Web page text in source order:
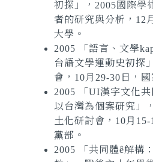
初探」，2005國際學
者的研究與分析，12
大學。
2005 「語言、文學
台語文學運動史初探
會，10月29-30日，
2005 「UI漢字文化共
以台灣為個案研究」
土化研討會，10月
黨部。
2005 「共同體ê解構